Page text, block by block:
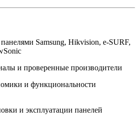
Samsung, Hikvision, e-SURF,
и проверенные производители
и функциональности
и эксплуатации панелей